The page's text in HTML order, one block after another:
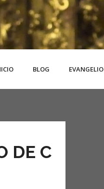
BLOG EVANGELIO
DE C